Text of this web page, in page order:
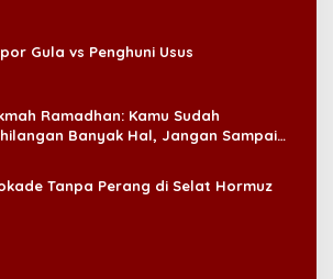
Gula vs Penghuni Usus
Ramadhan: Kamu Sudah
Banyak Hal, Jangan Sampai
Tanpa Perang di Selat Hormuz